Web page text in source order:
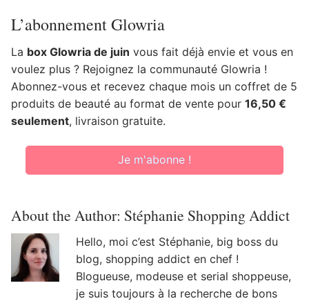
L’abonnement Glowria
La box Glowria de juin vous fait déjà envie et vous en
voulez plus ? Rejoignez la communauté Glowria !
Abonnez-vous et recevez chaque mois un coffret de 5
produits de beauté au format de vente pour 16,50 €
seulement, livraison gratuite.
Je m'abonne !
About the Author: Stéphanie Shopping Addict
Hello, moi c’est Stéphanie, big boss du
blog, shopping addict en chef !
Blogueuse, modeuse et serial shoppeuse,
je suis toujours à la recherche de bons